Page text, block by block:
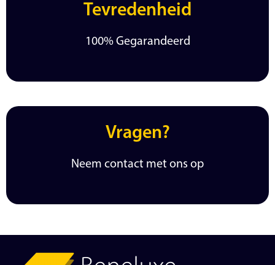
Tevredenheid
100% Gegarandeerd
Vragen?
Neem contact met ons op